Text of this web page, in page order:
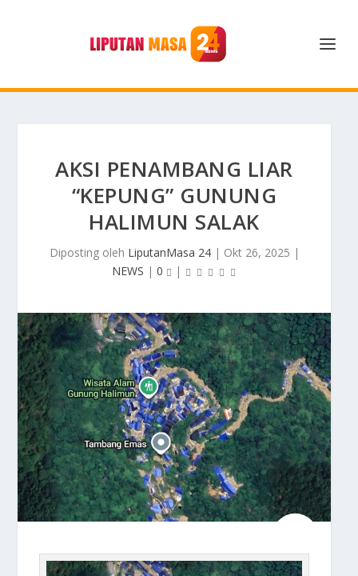
AKSI PENAMBANG LIAR
“KEPUNG” GUNUNG
HALIMUN SALAK
Diposting oleh LiputanMasa 24| Okt 26, 2025 |
NEWS | 0 |